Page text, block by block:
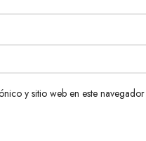
y sitio web en este